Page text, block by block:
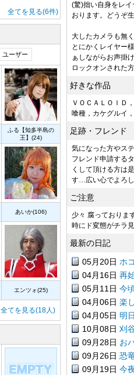
全てを見る(6件)
ユーザー
ふる【知多半島の
王】(24)
あいか(106)
エンツォ(25)
全てを見る(18人)
(驚)拙い自身をレ
おります。どうぞ
大したカメラも無
とにかくレイヤー
ぁしながらお声掛
ロックオンされた
好きな作品
ＶＯＣＡＬＯＩＤ
喰種，カケグルイ
足跡・フレンド
気になった方やス
フレンド申請する
くして頂ける方は
す…広い心でよろし
ご注意
少々 腐っております
時にド変態がチラ見
最新の日記
05月20日 ホ
04月16日 再
05月11日 今
04月06日 楽
04月05日 明
10月08日 刈
09月28日 お
09月26日 恐
09月19日 今